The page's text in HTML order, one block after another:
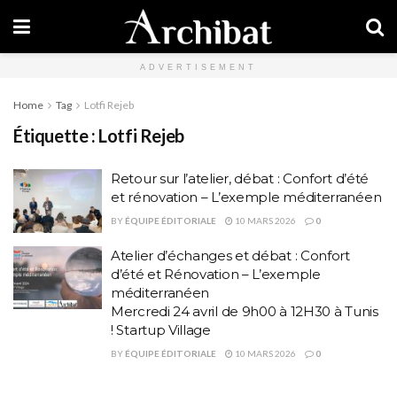
ADVERTISEMENT
Home Tag Lotfi Rejeb
Étiquette : Lotfi Rejeb
Retour sur l’atelier, débat : Confort d’été
et rénovation – L’exemple méditerranéen
BY ÉQUIPE ÉDITORIALE 10 MARS 2026 0
Atelier d’échanges et débat : Confort
d’été et Rénovation – L’exemple
méditerranéen
Mercredi 24 avril de 9h00 à 12H30 à Tunis
! Startup Village
BY ÉQUIPE ÉDITORIALE 10 MARS 2026 0